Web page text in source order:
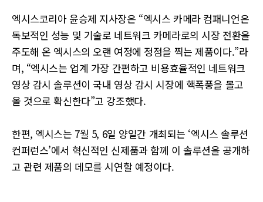
엑시스코리아 윤승제 지사장은 “엑시스 카메라 컴패니언은
독보적인 성능 및 기술로 네트워크 카메라로의 시장 전환을
주도해 온 엑시스의 오랜 여정에 정점을 찍는 제품이다.”라
며, “엑시스는 업계 가장 간편하고 비용효율적인 네트워크
영상 감시 솔루션이 국내 영상 감시 시장에 핵폭풍을 몰고
올 것으로 확신한다”고 강조했다.
한편, 엑시스는 7월 5, 6일 양일간 개최되는 ‘엑시스 솔루션
컨퍼런스’에서 혁신적인 신제품과 함께 이 솔루션을 공개하
고 관련 제품의 데모를 시연할 예정이다.